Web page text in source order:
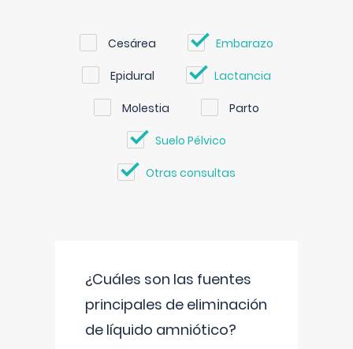
Cesárea Embarazo
Epidural Lactancia
Molestia Parto
Suelo Pélvico
Otras consultas
¿Cuáles son las fuentes
principales de eliminación
de líquido amniótico?